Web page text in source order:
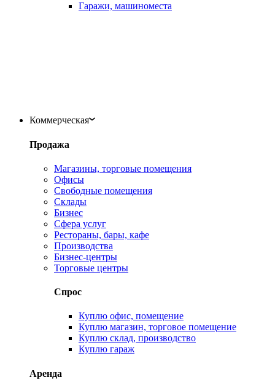
Гаражи, машиноместа
Коммерческая
Продажа
Магазины, торговые помещения
Офисы
Свободные помещения
Склады
Бизнес
Сфера услуг
Рестораны, бары, кафе
Производства
Бизнес-центры
Торговые центры
Спрос
Куплю офис, помещение
Куплю магазин, торговое помещение
Куплю склад, производство
Куплю гараж
Аренда